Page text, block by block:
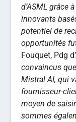
d’ASML grâce
innovants
potentiel de
opportunités
Fouquet, Pdg
convaincus
Mistral AI, qui
fournisseur-
moyen de
sommes